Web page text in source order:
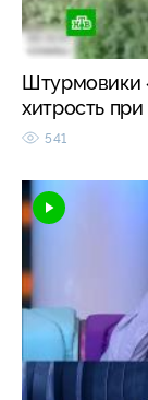
Штурмовики
хитрость
541